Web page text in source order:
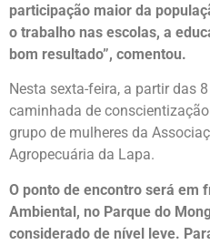
participação maior da
o trabalho nas escolas, a
bom resultado”, comentou.
Nesta sexta-feira, a partir das
caminhada de
grupo de mulheres da
Agropecuária da Lapa.
O ponto de encontro será em
Ambiental, no Parque do
considerado de nível leve.